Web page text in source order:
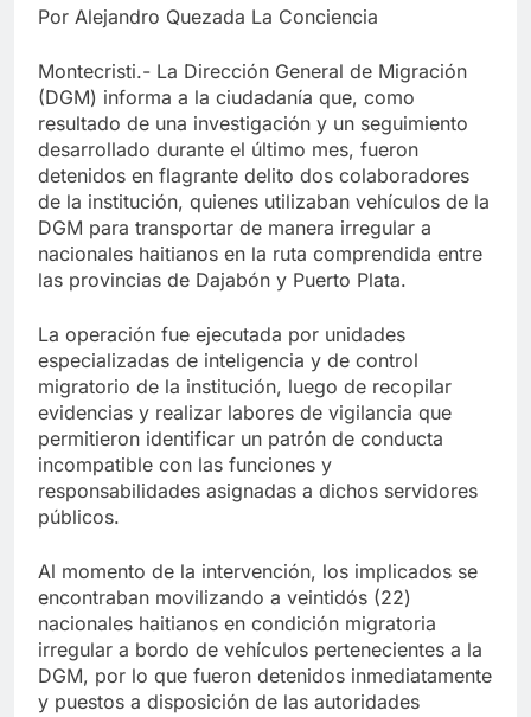
Por Alejandro Quezada La Conciencia
Montecristi.- La Dirección General de Migración
(DGM) informa a la ciudadanía que, como
resultado de una investigación y un seguimiento
desarrollado durante el último mes, fueron
detenidos en flagrante delito dos colaboradores
de la institución, quienes utilizaban vehículos de la
DGM para transportar de manera irregular a
nacionales haitianos en la ruta comprendida entre
las provincias de Dajabón y Puerto Plata.
La operación fue ejecutada por unidades
especializadas de inteligencia y de control
migratorio de la institución, luego de recopilar
evidencias y realizar labores de vigilancia que
permitieron identificar un patrón de conducta
incompatible con las funciones y
responsabilidades asignadas a dichos servidores
públicos.
Al momento de la intervención, los implicados se
encontraban movilizando a veintidós (22)
nacionales haitianos en condición migratoria
irregular a bordo de vehículos pertenecientes a la
DGM, por lo que fueron detenidos inmediatamente
y puestos a disposición de las autoridades